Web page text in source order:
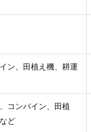
ン、田植え機、耕運
コンバイン、田植
ど